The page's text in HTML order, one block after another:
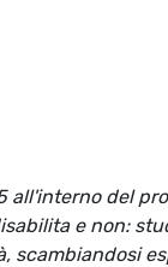
del
e non: